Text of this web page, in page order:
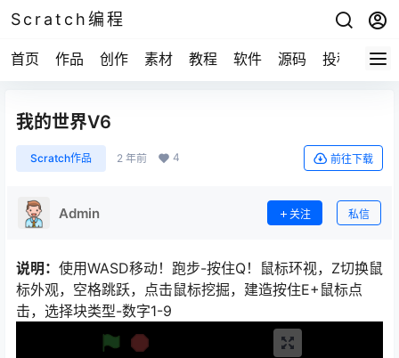
Scratch编程
首页 作品 创作 素材 教程 软件 源码 投稿 关于
我的世界V6
Scratch作品 2 年前 4 前往下载
Admin 关注 私信
说明： 使用WASD移动！跑步-按住Q！鼠标环视，Z切换鼠
标外观，空格跳跃，点击鼠标挖掘，建造按住E+鼠标点
击，选择块类型-数字1-9